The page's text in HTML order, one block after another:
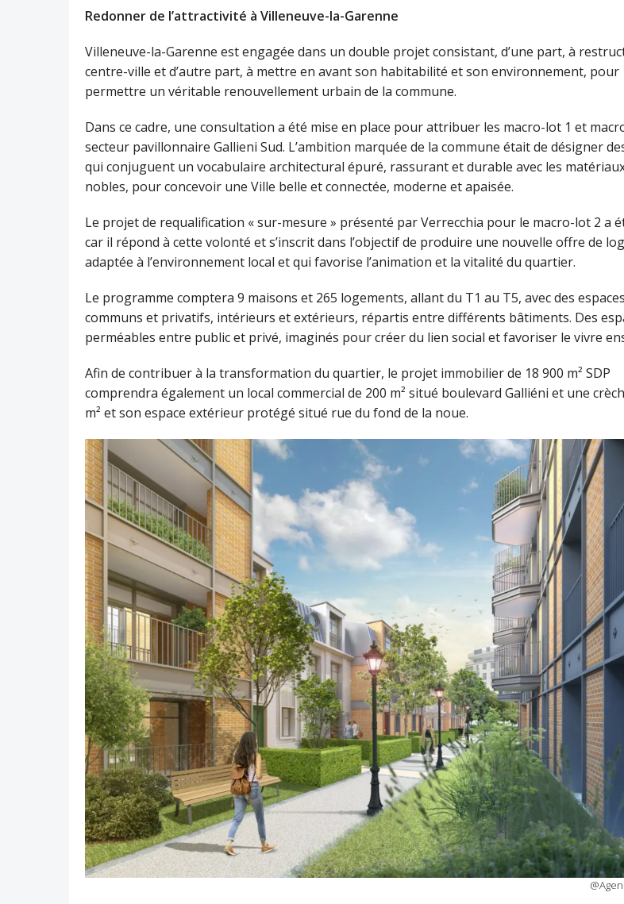
Redonner de l’attractivité à Villeneuve-la-Garenne
Villeneuve-la-Garenne est engagée dans un double projet consistant, d’une part, à
centre-ville et d’autre part, à mettre en avant son habitabilité et son environnement, pour
permettre un véritable renouvellement urbain de la commune.
Dans ce cadre, une consultation a été mise en place pour attribuer les macro-lot 1 et
secteur pavillonnaire Gallieni Sud. L’ambition marquée de la commune était de désigner
qui conjuguent un vocabulaire architectural épuré, rassurant et durable avec les
nobles, pour concevoir une Ville belle et connectée, moderne et apaisée.
Le projet de requalification « sur-mesure » présenté par Verrecchia pour le macro-lot 2 a
car il répond à cette volonté et s’inscrit dans l’objectif de produire une nouvelle offre de
adaptée à l’environnement local et qui favorise l’animation et la vitalité du quartier.
Le programme comptera 9 maisons et 265 logements, allant du T1 au T5, avec des espaces
communs et privatifs, intérieurs et extérieurs, répartis entre différents bâtiments. Des
perméables entre public et privé, imaginés pour créer du lien social et favoriser le vivre
Afin de contribuer à la transformation du quartier, le projet immobilier de 18 900 m² SDP
comprendra également un local commercial de 200 m² situé boulevard Galliéni et une
m² et son espace extérieur protégé situé rue du fond de la noue.